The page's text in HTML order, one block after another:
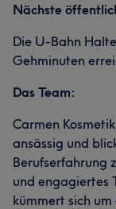
Nächste
Die U-Bahn
Gehminuten
Das Team:
Carmen
ansässig und
Berufserfahrung
und engagiertes
kümmert sich